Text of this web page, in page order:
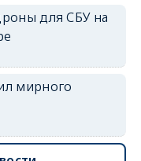
для СБУ на
мирного